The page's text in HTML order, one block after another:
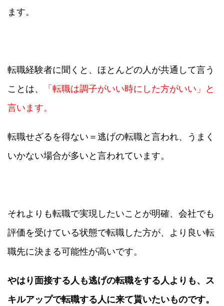
ます。
転職経験者に聞くと、ほとんどの人が共通して言う
ことは、
「転職は調子がいい時にした方がいい」と
言います。
転職せざるを得ない＝逃げの転職と言われ、うまく
いかない場合が多いと言われています。
それよりも転職で実現したいことが明確、会社でも
評価を受けている状態で転職した方が、より良い転
職先に決まる可能性が高いです。
やはり面接する人も逃げの転職をする人よりも、ス
キルアップで転職する人に来て貰いたいものです。